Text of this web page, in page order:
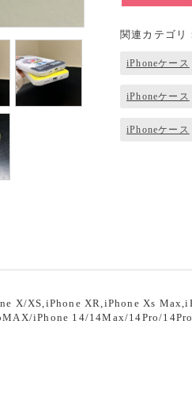
関連カテゴリ
iPhoneケース
iPhoneケース
iPhoneケース
X/XS,iPhone XR,iPhone Xs
iPhone 14/14Max/14Pro/